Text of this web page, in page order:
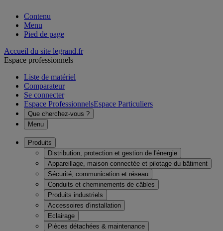
Contenu
Menu
Pied de page
Accueil du site legrand.fr
Espace professionnels
Liste de matériel
Comparateur
Se connecter
Espace ProfessionnelsEspace Particuliers
Que cherchez-vous ?
Menu
Produits
Distribution, protection et gestion de l'énergie
Appareillage, maison connectée et pilotage du bâtiment
Sécurité, communication et réseau
Conduits et cheminements de câbles
Produits industriels
Accessoires d'installation
Eclairage
Pièces détachées & maintenance